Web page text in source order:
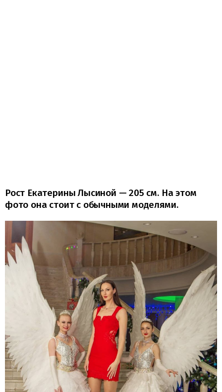
Рост Екатерины Лысиной — 205 см. На этом
фото она стоит с обычными моделями.